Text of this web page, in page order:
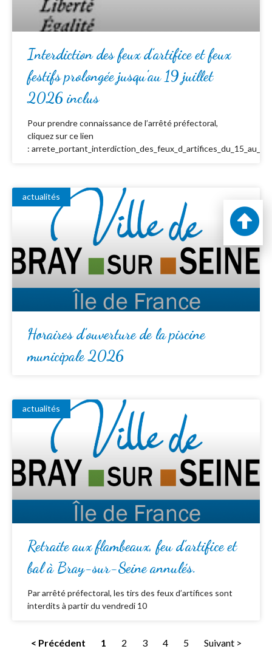
Interdiction des feux d’artifice et feux
festifs prolongée jusqu’au 19 juillet
2026 inclus
Pour prendre connaissance de l’arrêté préfectoral,
cliquez sur ce lien
:
actualités
Horaires d’ouverture de la piscine
municipale 2026
actualités
Retraite aux flambeaux, feu d’artifice et
bal à Bray-sur-Seine annulés.
Par arrêté préfectoral, les tirs des feux d’artifices sont
interdits à partir du vendredi 10
< Précédent 1 2 3 4 5 Suivant >